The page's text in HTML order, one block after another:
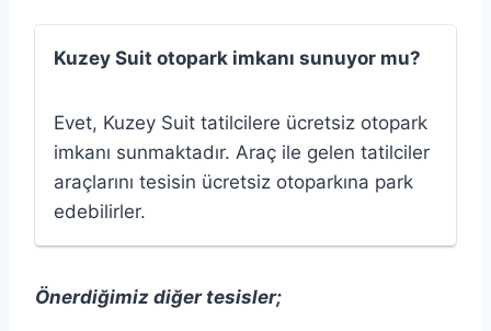
Kuzey Suit otopark imkanı sunuyor mu?
Evet, Kuzey Suit tatilcilere ücretsiz otopark
imkanı sunmaktadır. Araç ile gelen tatilciler
araçlarını tesisin ücretsiz otoparkına park
edebilirler.
Önerdiğimiz diğer tesisler;